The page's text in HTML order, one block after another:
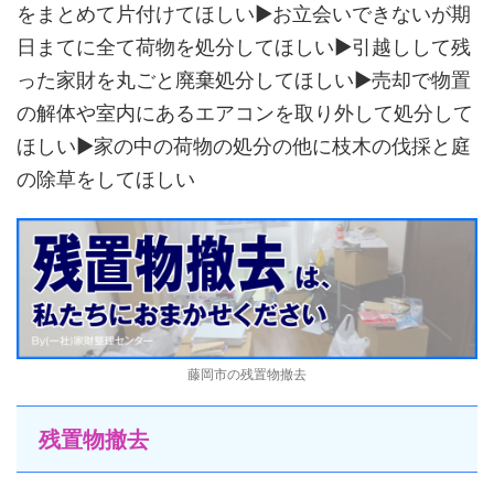
をまとめて片付けてほしい▶お立会いできないが期
日まてに全て荷物を処分してほしい▶引越しして残
った家財を丸ごと廃棄処分してほしい▶売却で物置
の解体や室内にあるエアコンを取り外して処分して
ほしい▶家の中の荷物の処分の他に枝木の伐採と庭
の除草をしてほしい
藤岡市の残置物撤去
残置物撤去